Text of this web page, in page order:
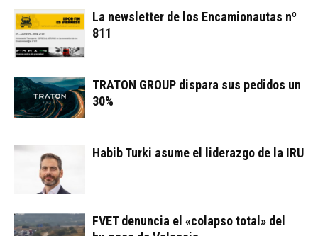
La newsletter de los Encamionautas nº
811
TRATON GROUP dispara sus pedidos un
30%
Habib Turki asume el liderazgo de la IRU
FVET denuncia el «colapso total» del